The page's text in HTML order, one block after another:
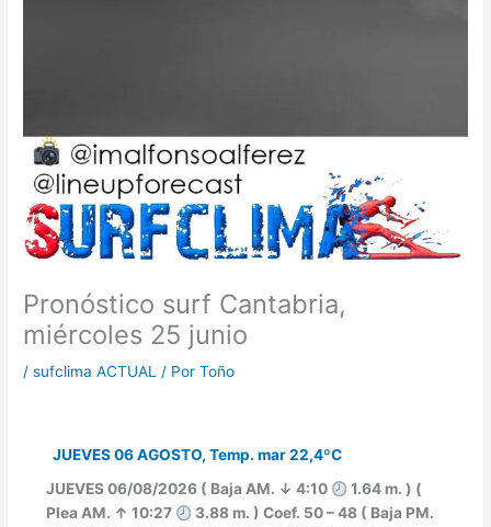
Pronóstico surf Cantabria,
miércoles 25 junio
/sufclima ACTUAL / PorToño
JUEVES 06 AGOSTO, Temp. mar 22,4ºC
JUEVES 06/08/2026 ( Baja AM. ↓ 4:10
1.64 m. ) (
Plea AM. ↑ 10:27
3.88 m. ) Coef. 50 – 48 ( Baja PM.